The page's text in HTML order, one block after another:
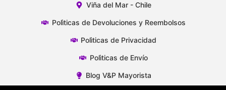
Viña del Mar - Chile
Polìticas de Devoluciones y Reembolsos
Polìticas de Privacidad
Polìticas de Envío
Blog V&P Mayorista